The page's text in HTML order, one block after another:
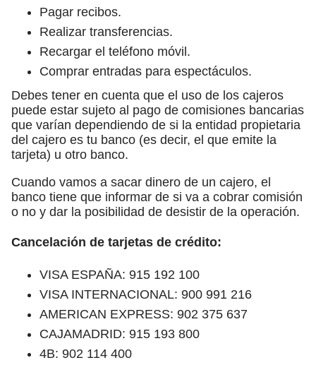
Pagar recibos.
Realizar transferencias.
Recargar el teléfono móvil.
Comprar entradas para espectáculos.
Debes tener en cuenta que el uso de los cajeros
puede estar sujeto al pago de comisiones bancarias
que varían dependiendo de si la entidad propietaria
del cajero es tu banco (es decir, el que emite la
tarjeta) u otro banco.
Cuando vamos a sacar dinero de un cajero, el
banco tiene que informar de si va a cobrar comisión
o no y dar la posibilidad de desistir de la operación.
Cancelación de tarjetas de crédito:
VISA ESPAÑA: 915 192 100
VISA INTERNACIONAL: 900 991 216
AMERICAN EXPRESS: 902 375 637
CAJAMADRID: 915 193 800
4B: 902 114 400